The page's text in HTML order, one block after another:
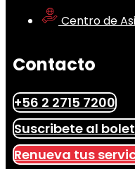
Centro de
Contacto
+56 2 2715 7200
Suscribete al
Renueva tus